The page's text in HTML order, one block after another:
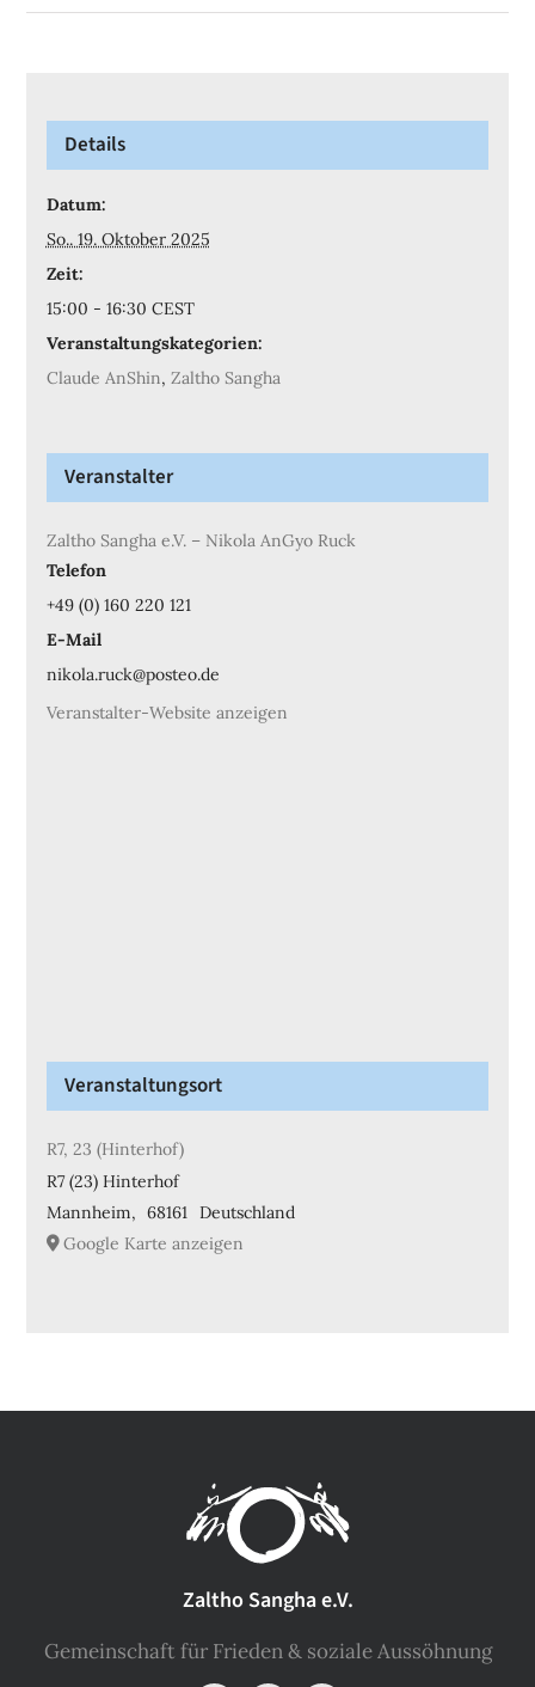
Details
Datum:
So.. 19. Oktober 2025
Zeit:
15:00 - 16:30 CEST
Veranstaltungskategorien:
Claude AnShin, Zaltho Sangha
Veranstalter
Zaltho Sangha e.V. – Nikola AnGyo Ruck
Telefon
+49 (0) 160 220 121
E-Mail
nikola.ruck@posteo.de
Veranstalter-Website anzeigen
Veranstaltungsort
R7, 23 (Hinterhof)
R7 (23) Hinterhof
Mannheim, 68161 Deutschland
Google Karte anzeigen
Zaltho Sangha e.V.
Gemeinschaft für Frieden & soziale Aussöhnung